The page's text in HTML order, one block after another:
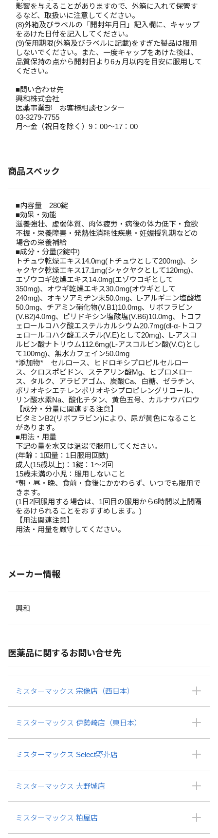
影響を与えることがありますので、外箱に入れて保管す
るなど、取扱いに注意してください。
(8)外箱及びラベルの「開封年月日」記入欄に、キャップ
をあけた日付を記入してください。
(9)使用期限(外箱及びラベルに記載)をすぎた製品は服用
しないでください。また、一度キャップをあけた後は、
品質保持の点から開封日より6ヵ月以内を目安に服用して
ください。
■問い合わせ先
興和株式会社
医薬事業部 お客様相談センター
03-3279-7755
月～金（祝日を除く）9：00～17：00
商品スペック
■内容量 280錠
■効果・効能
滋養強壮、虚弱体質、肉体疲労・病後の体力低下・食欲
不振・栄養障害・発熱性消耗性疾患・妊娠授乳期などの
場合の栄養補給
■成分・分量(2錠中)
トチュウ乾燥エキス14.0mg(トチュウとして200mg)、シ
ャクヤク乾燥エキス17.1mg(シャクヤクとして120mg)、
エゾウコギ乾燥エキス14.0mg(エゾウコギとして
350mg)、オウギ乾燥エキス30.0mg(オウギとして
240mg)、オキソアミヂン末50.0mg、L‐アルギニン塩酸塩
50.0mg、チアミン硝化物(V.B1)10.0mg、リボフラビン
(V.B2)4.0mg、ピリドキシン塩酸塩(V.B6)10.0mg、トコフ
ェロールコハク酸エステルカルシウム20.7mg(dl-α-トコフ
ェロールコハク酸エステル(V.E)として20mg)、L-アスコ
ルビン酸ナトリウム112.6mg(L-アスコルビン酸(V.C)とし
て100mg)、無水カフェイン50.0mg
*添加物* セルロース、ヒドロキシプロピルセルロー
ス、クロスポビドン、ステアリン酸Mg、ヒプロメロー
ス、タルク、アラビアゴム、炭酸Ca、白糖、ゼラチン、
ポリオキシエチレンポリオキシプロピレングリコール、
リン酸水素Na、酸化チタン、黄色五号、カルナウバロウ
【成分・分量に関連する注意】
ビタミンB2(リボフラビン)により、尿が黄色になること
があります。
■用法・用量
下記の量を水又は温湯で服用してください。
(年齢：1回量：1日服用回数)
成人(15歳以上)：1錠：1～2回
15歳未満の小児：服用しないこと
*朝・昼・晩、食前・食後にかかわらず、いつでも服用で
きます。
(1日2回服用する場合は、1回目の服用から6時間以上間隔
をあけられることをおすすめします。)
【用法関連注意】
用法・用量を厳守してください。
メーカー情報
興和
医薬品に関するお問い合せ先
ミスターマックス 宗像店（西日本）
ミスターマックス 伊勢崎店（東日本）
ミスターマックス Select野芥店
ミスターマックス 大野城店
ミスターマックス 粕屋店